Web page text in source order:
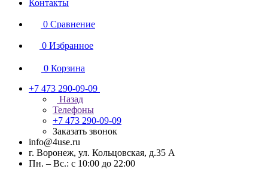
Контакты
0 Сравнение
0 Избранное
0 Корзина
+7 473 290-09-09
Назад
Телефоны
+7 473 290-09-09
Заказать звонок
info@4use.ru
г. Воронеж, ул. Кольцовская, д.35 А
Пн. – Вс.: с 10:00 до 22:00